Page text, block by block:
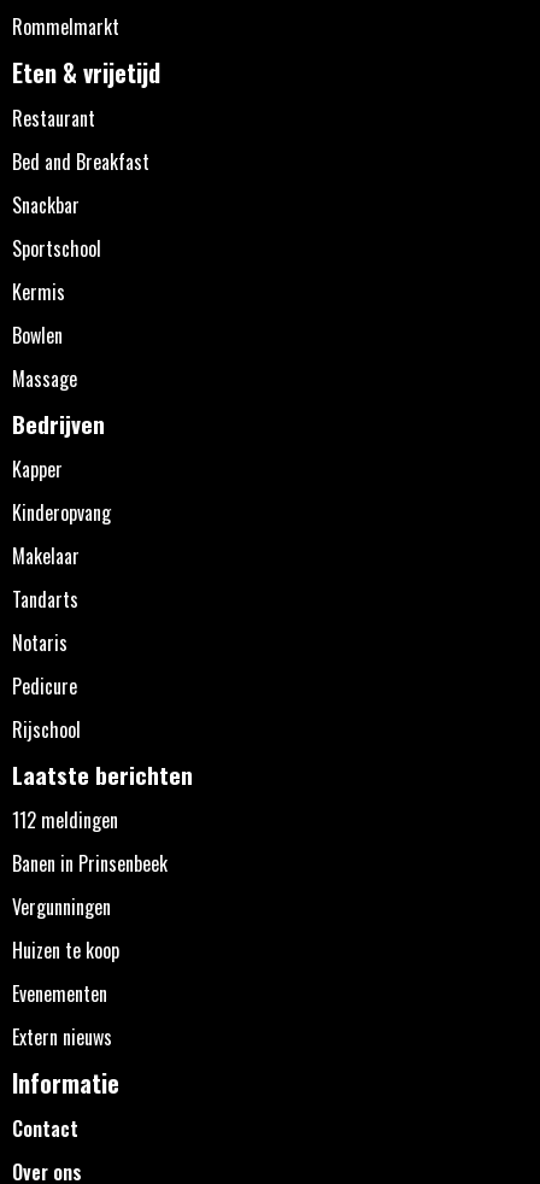
Rommelmarkt
Eten & vrijetijd
Restaurant
Bed and Breakfast
Snackbar
Sportschool
Kermis
Bowlen
Massage
Bedrijven
Kapper
Kinderopvang
Makelaar
Tandarts
Notaris
Pedicure
Rijschool
Laatste berichten
112 meldingen
Banen in Prinsenbeek
Vergunningen
Huizen te koop
Evenementen
Extern nieuws
Informatie
Contact
Over ons